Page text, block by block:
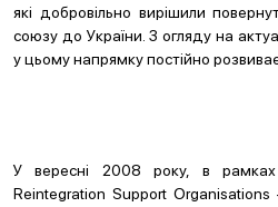
які добровільно вирішили
союзу до України. З огляду на
у цьому напрямку постійно
У вересні 2008 року, в рамках
Reintegration Support Organisations